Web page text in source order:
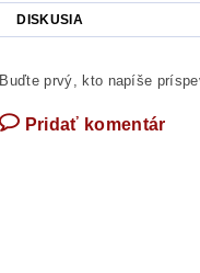
DISKUSIA
Buďte prvý, kto napíše
Pridať komentár